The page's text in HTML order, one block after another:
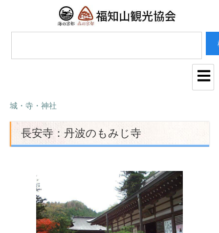
城・寺・神社
長安寺：丹波のもみじ寺